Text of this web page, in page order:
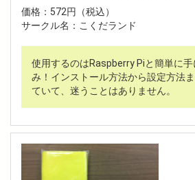
価格：572円（税込）
サークル名：こくだランド
使用するのはRaspberry Piと簡単に
み！インストール方法から設定方法
ていて、迷うことはありません。